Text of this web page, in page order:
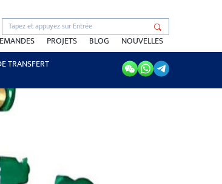
PROJETS BLOG
NOUVELLES
TRANSFERT